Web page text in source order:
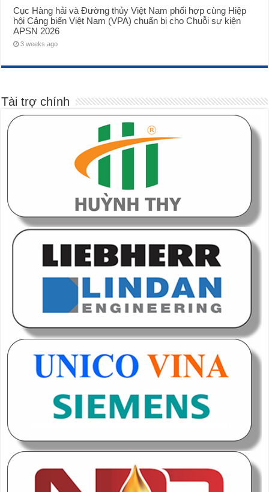
Cục Hàng hải và Đường thủy Việt Nam phối hợp cùng Hiệp
hội Cảng biển Việt Nam (VPA) chuẩn bị cho Chuỗi sự kiện
APSN 2026
3 weeks ago
Tài trợ chính